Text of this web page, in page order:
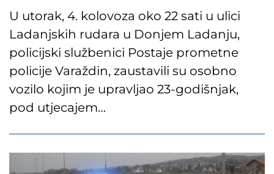
U utorak, 4. kolovoza oko 22 sati u ulici
Ladanjskih rudara u Donjem Ladanju,
policijski službenici Postaje prometne
policije Varaždin, zaustavili su osobno
vozilo kojim je upravljao 23-godišnjak,
pod utjecajem…